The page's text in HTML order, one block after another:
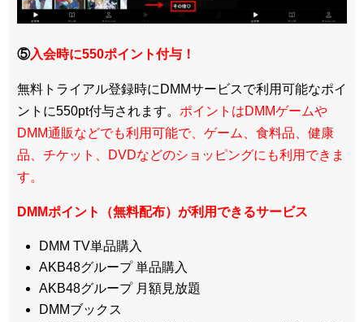
⑤入会時に550ポイント付与！
無料トライアル登録時にDMMサービスで利用可能なポイ
ントに550pt付与されます。 ポイントはDMMゲームや
DMM通販などでも利用可能で、ゲーム、食料品、健康
品、チケット、DVDなどのショッピングにも利用できま
す。
DMMポイント（無料配布）が利用できるサービス
DMM TV単品購入
AKB48グループ 単品購入
AKB48グループ 月額見放題
DMMブックス